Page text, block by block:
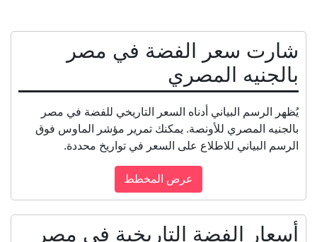
شارت سعر الفضة في مصر
بالجنيه المصري
يُظهر الرسم البياني أدناه السعر التاريخي للفضة في مصر
بالجنيه المصري للأونصة. يمكنك تمرير مؤشر الماوس فوق
الرسم البياني للاطلاع على السعر في تواريخ محددة.
أسعار الفضة التاريخية في مصر